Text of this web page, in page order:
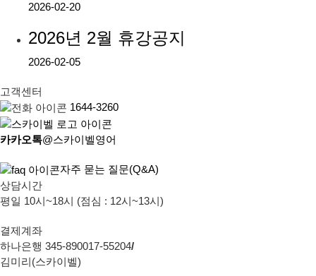
2026-02-20
2026년 2월 휴강공지
2026-02-05
고객센터
1644-3260
카카오톡@스카이벨영어
자주 묻는 질문(Q&A)
상담시간
평일 10시~18시 (점심 : 12시~13시)
결제계좌
하나은행 345-890017-55204/
김미리(스카이벨)